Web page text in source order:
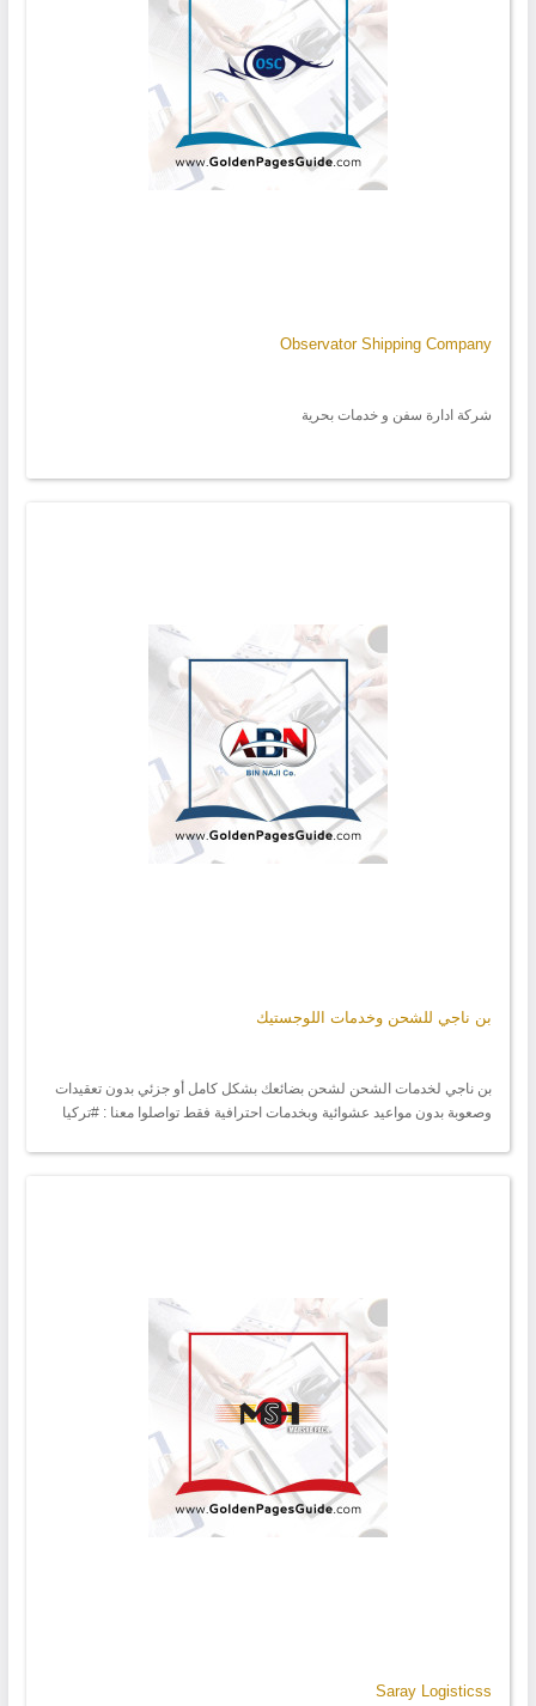
Observator Shipping Company
شركة ادارة سفن و خدمات بحرية
بن ناجي للشحن وخدمات اللوجستيك
بن ناجي لخدمات الشحن لشحن بضائعك بشكل كامل أو جزئي بدون تعقيدات
وصعوبة بدون مواعيد عشوائية وبخدمات احترافية فقط تواصلوا معنا : #تركيا
الكويت : ☎️ +965-24824231 Ext : 113 +965-90022984 Email :
Saray Logisticss